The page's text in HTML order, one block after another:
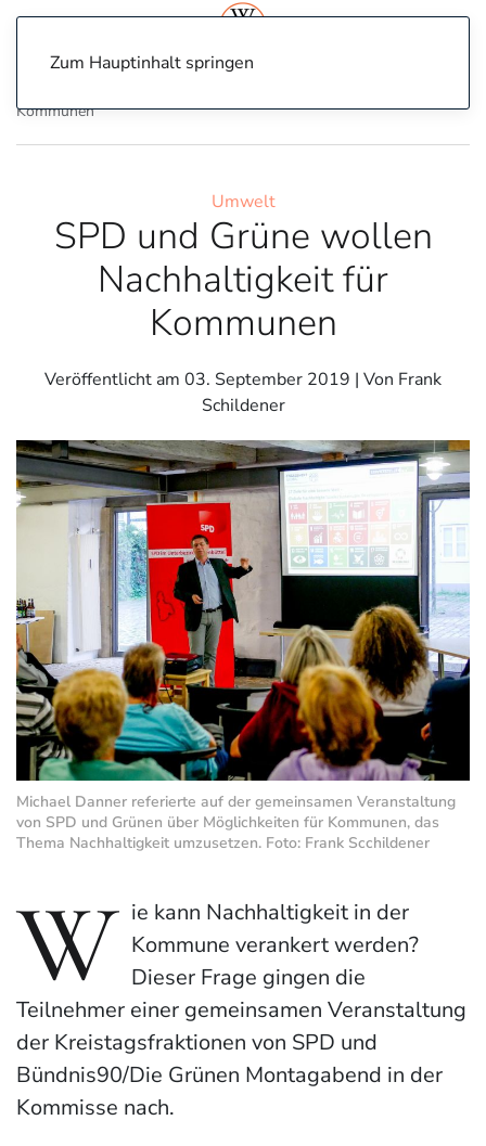
Zum Hauptinhalt springen
Kommunen
Umwelt
SPD und Grüne wollen
Nachhaltigkeit für
Kommunen
Veröffentlicht am 03. September 2019 | Von Frank
Schildener
Michael Danner referierte auf der gemeinsamen Veranstaltung
von SPD und Grünen über Möglichkeiten für Kommunen, das
Thema Nachhaltigkeit umzusetzen. Foto: Frank Scchildener
W ie kann Nachhaltigkeit in der
Kommune verankert werden?
Dieser Frage gingen die
Teilnehmer einer gemeinsamen Veranstaltung
der Kreistagsfraktionen von SPD und
Bündnis90/Die Grünen Montagabend in der
Kommisse nach.